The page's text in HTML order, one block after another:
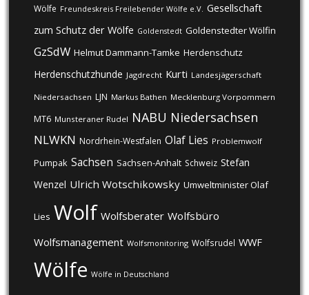
Wölfe Freundeskreis Freilebender Wölfe e.V. Gesellschaft
zum Schutz der Wölfe Goldenstedt Goldenstedter Wölfin
GzSdW Helmut Dammann-Tamke Herdenschutz
Herdenschutzhunde Jagdrecht Kurti Landesjägerschaft
Niedersachsen LJN Markus Bathen Mecklenburg Vorpommern
MT6 Munsteraner Rudel NABU Niedersachsen
NLWKN Nordrhein-Westfalen Olaf Lies Problemwolf
Pumpak Sachsen Sachsen-Anhalt Schweiz Stefan
Wenzel Ulrich Wotschikowsky Umweltminister Olaf
Lies Wolf Wolfsberater Wolfsbüro
Wolfsmanagement Wolfsmonitoring Wolfsrudel WWF
Wölfe Wölfe in Deutschland